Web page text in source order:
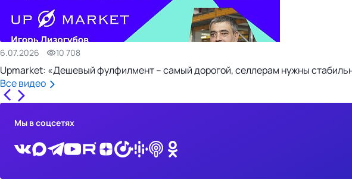
6.07.2026 10 708
Upmarket: «Дешевый фулфилмент – самый дорогой, селлерам нужны
Все видео
Мы в соцсетях